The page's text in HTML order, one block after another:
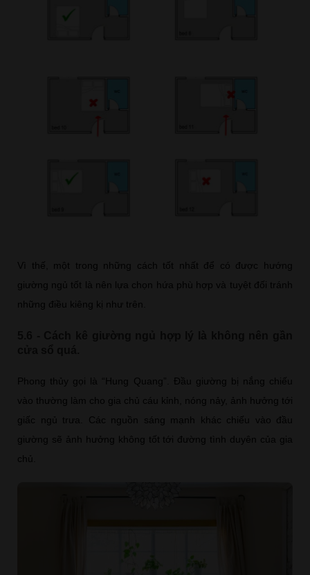
Vì thế, một trong những cách tốt nhất để có được hướng
giường ngủ tốt là nên lựa chọn hứa phù hợp và tuyệt đối tránh
những điều kiêng kị như trên.
Phong thủy gọi là “Hung Quang”. Đầu giường bị nắng chiếu
vào thường làm cho gia chủ cáu kỉnh, nóng nảy, ảnh hưởng tới
giấc ngủ trưa. Các nguồn sáng mạnh khác chiếu vào đầu
giường sẽ ảnh hưởng không tốt tới đường tình duyên của gia
chủ.